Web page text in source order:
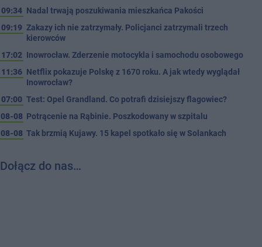
09:34 Nadal trwają poszukiwania mieszkańca Pakości
09:19 Zakazy ich nie zatrzymały. Policjanci zatrzymali trzech
kierowców
17:02 Inowrocław. Zderzenie motocykla i samochodu osobowego
11:36 Netflix pokazuje Polskę z 1670 roku. A jak wtedy wyglądał
Inowrocław?
07:00 Test: Opel Grandland. Co potrafi dzisiejszy flagowiec?
08-08 Potrącenie na Rąbinie. Poszkodowany w szpitalu
08-08 Tak brzmią Kujawy. 15 kapel spotkało się w Solankach
Dołącz do nas…